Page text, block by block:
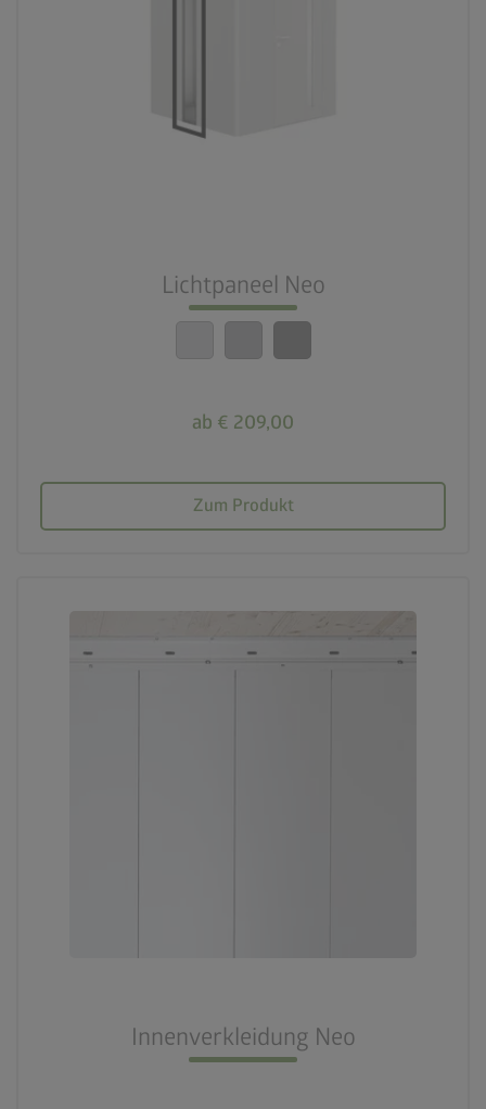
Lichtpaneel Neo
ab € 209,00
Zum Produkt
Innenverkleidung Neo